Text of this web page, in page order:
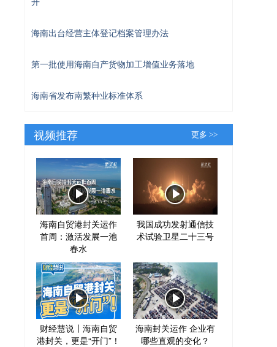
海南出台经营主体登记档案管理办法
第一批使用海南自产货物加工增值业务落地
海南省发布南繁种业标准体系
视频推荐 更多 >>
海南自贸港封关运作
首周：激活发展一池
春水
我国成功发射通信技
术试验卫星二十三号
财经慧说丨海南自贸
港封关，更是“开门”！
海南封关运作 企业有
哪些直观的变化？